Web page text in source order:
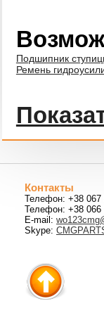
Подшипник
Ремень
Контакты
Телефон: +38 067
Телефон: +38 066
E-mail:
Skype: